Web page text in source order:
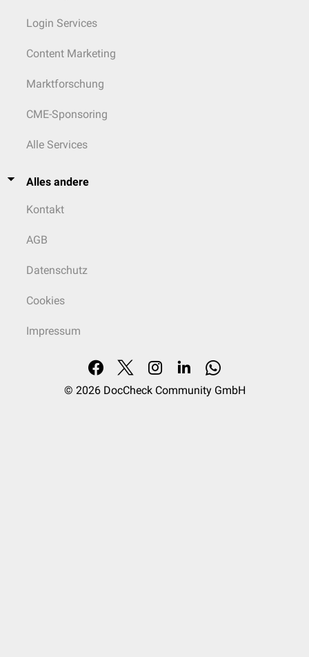
Login Services
Content Marketing
Marktforschung
CME-Sponsoring
Alle Services
Alles andere
Kontakt
AGB
Datenschutz
Cookies
Impressum
© 2026 DocCheck Community GmbH